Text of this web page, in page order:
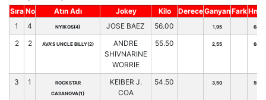
Sıra No Atın Adı Jokey Kilo DereceGanyanFarkHnd.
1
4 NYIKOS(4) JOSE BAEZ 56.00 1,95 68
2 2 AVA'S UNCLE BILLY(2)
ANDRE
SHIVNARINE
WORRIE
55.50 2,55 68
3 1
ROCKSTAR
CASANOVA(1)
KEIBER J.
COA
54.50 3,50 59